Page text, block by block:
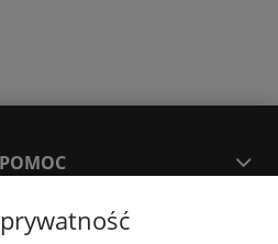
POMOC
KONTO